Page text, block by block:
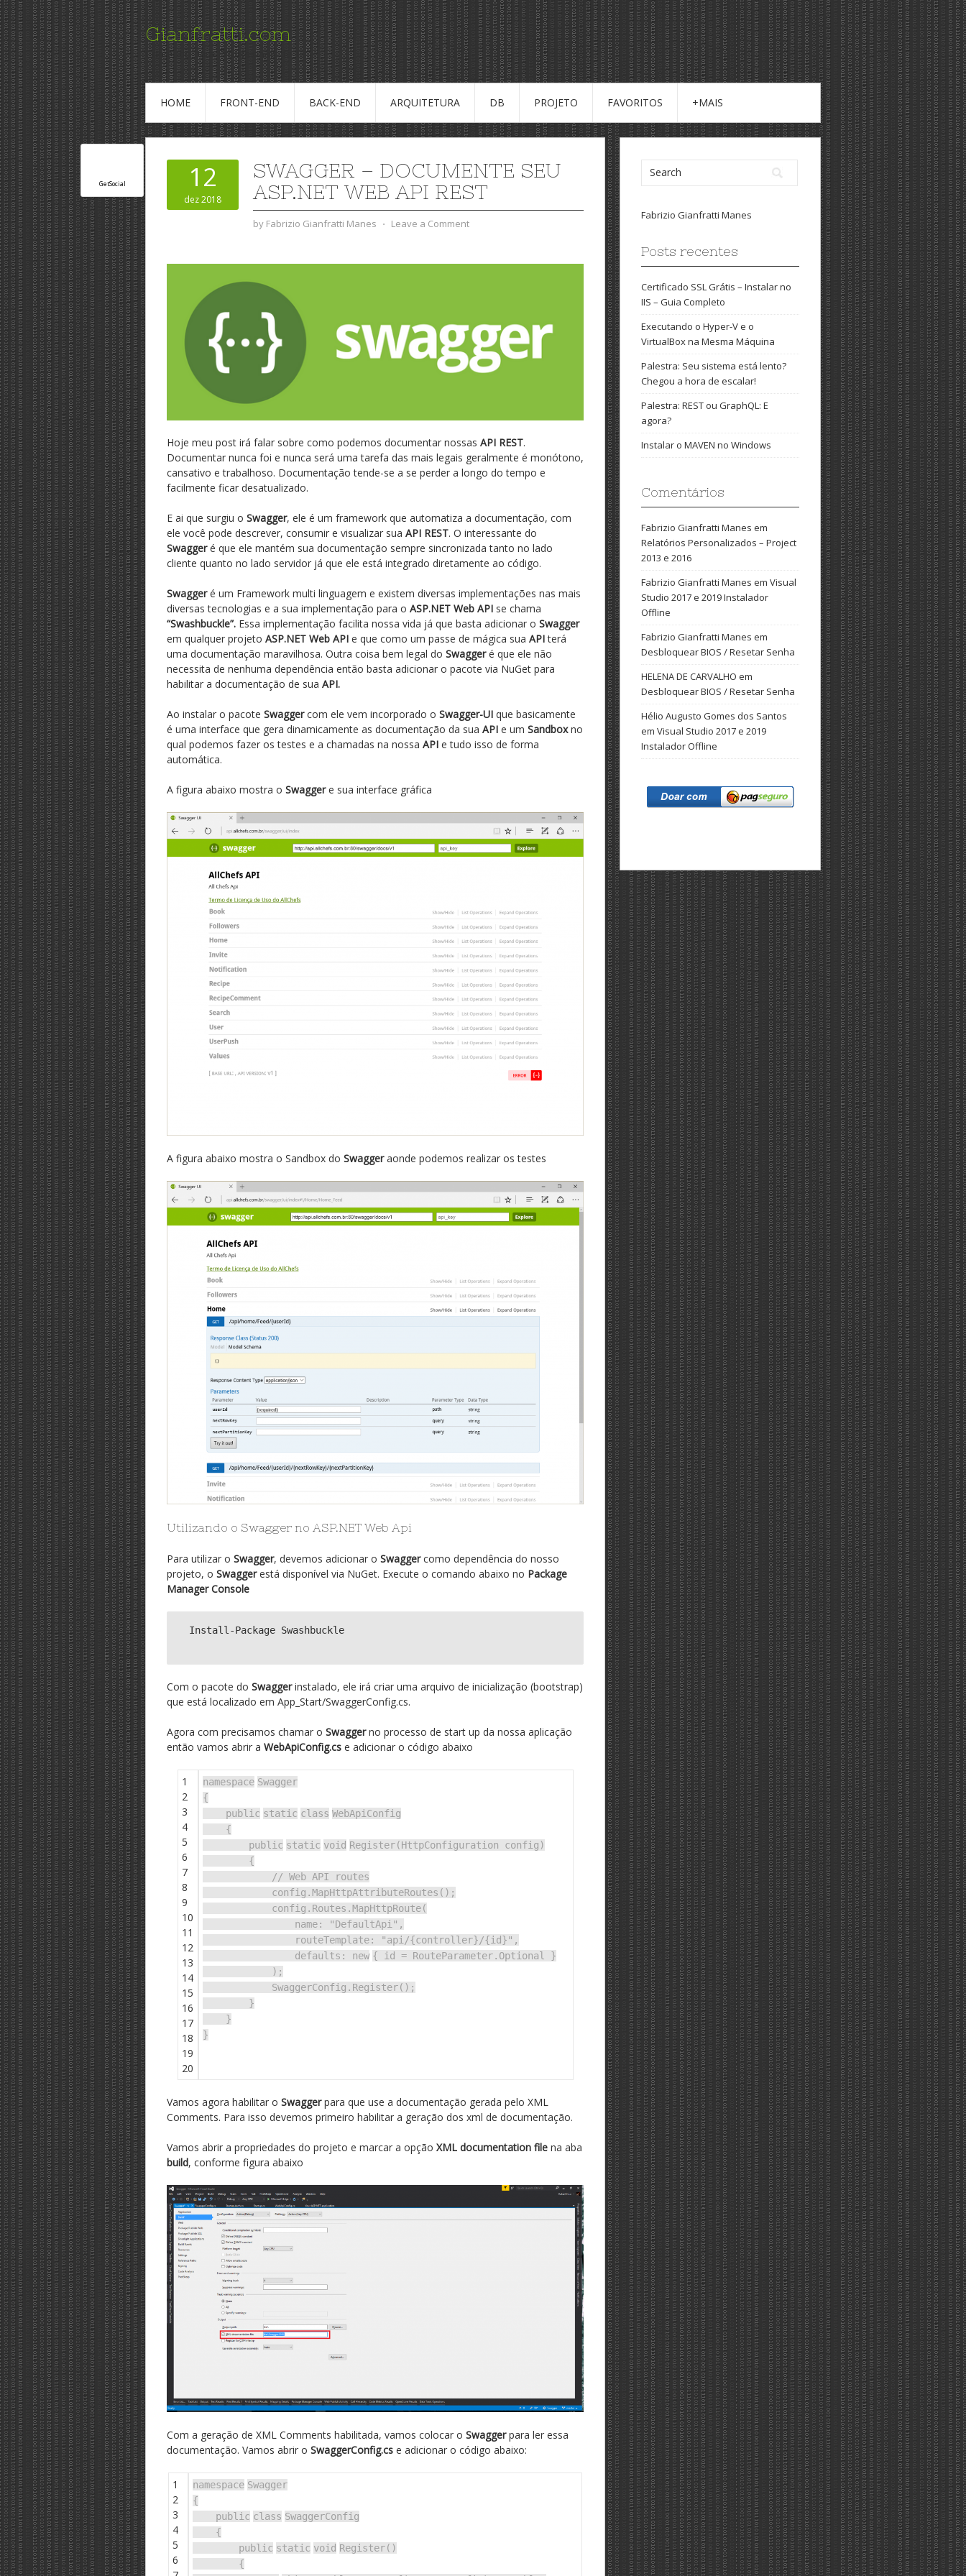
Gianfratti.com
Conteudo para Profissionais de TI
HOME FRONT-END BACK-END ARQUITETURA DB PROJETO FAVORITOS +MAIS
12
dez 2018
SWAGGER – DOCUMENTE SEU
ASP.NET WEB API REST
by Fabrizio Gianfratti Manes ⋅ Leave a Comment
Hoje meu post irá falar sobre como podemos documentar nossas API REST.
Documentar nunca foi e nunca será uma tarefa das mais legais geralmente é monótono,
cansativo e trabalhoso. Documentação tende-se a se perder a longo do tempo e
facilmente ficar desatualizado.
E ai que surgiu o Swagger, ele é um framework que automatiza a documentação, com
ele você pode descrever, consumir e visualizar sua API REST. O interessante do
Swaggeré que ele mantém sua documentação sempre sincronizada tanto no lado
cliente quanto no lado servidor já que ele está integrado diretamente ao código.
Swaggeré um Framework multi linguagem e existem diversas implementações nas mais
diversas tecnologias e a sua implementação para o ASP.NET Web API se chama
“Swashbuckle”. Essa implementação facilita nossa vida já que basta adicionar o Swagger
em qualquer projeto ASP.NET Web API e que como um passe de mágica sua APIterá
uma documentação maravilhosa. Outra coisa bem legal do Swaggeré que ele não
necessita de nenhuma dependência então basta adicionar o pacote via NuGet para
habilitar a documentação de sua API.
Ao instalar o pacote Swaggercom ele vem incorporado o Swagger-UI que basicamente
é uma interface que gera dinamicamente as documentação da sua API e um Sandboxno
qual podemos fazer os testes e a chamadas na nossa API e tudo isso de forma
automática.
A figura abaixo mostra o Swaggere sua interface gráfica
A figura abaixo mostra o Sandbox do Swaggeraonde podemos realizar os testes
Utilizando o Swagger no ASP.NET Web Api
Para utilizar o Swagger, devemos adicionar o Swaggercomo dependência do nosso
projeto, o Swaggerestá disponível via NuGet. Execute o comando abaixo no Package
Manager Console
Install-Package Swashbuckle
Com o pacote do Swaggerinstalado, ele irá criar uma arquivo de inicialização (bootstrap)
que está localizado em App_Start/SwaggerConfig.cs.
Agora com precisamos chamar o Swaggerno processo de start up da nossa aplicação
então vamos abrir a WebApiConfig.cs e adicionar o código abaixo
1
2
3
4
5
6
7
8
9
10
11
12
13
14
15
16
17
18
19
20
namespace Swagger
{
public static class WebApiConfig
{
public static void Register(HttpConfiguration config)
{
// Web API routes
config.MapHttpAttributeRoutes();
config.Routes.MapHttpRoute(
name:
"DefaultApi" ,
routeTemplate:
"api/{controller}/{id}" ,
defaults: new { id = RouteParameter.Optional }
);
SwaggerConfig.Register();
}
}
}
Vamos agora habilitar o Swaggerpara que use a documentação gerada pelo XML
Comments. Para isso devemos primeiro habilitar a geração dos xml de documentação.
Vamos abrir a propriedades do projeto e marcar a opção XML documentation file na aba
build, conforme figura abaixo
Com a geração de XML Comments habilitada, vamos colocar o Swaggerpara ler essa
documentação. Vamos abrir o SwaggerConfig.cs e adicionar o código abaixo:
1
2
3
4
5
6
namespace Swagger
{
public class SwaggerConfig
{
public static void Register()
{
Fabrizio Gianfratti Manes
Posts recentes
Certificado SSL Grátis – Instalar no
IIS – Guia Completo
Executando o Hyper-V e o
VirtualBox na Mesma Máquina
Palestra: Seu sistema está lento?
Chegou a hora de escalar!
Palestra: REST ou GraphQL: E
agora?
Instalar o MAVEN no Windows
Comentários
Fabrizio Gianfratti Manes em
Relatórios Personalizados – Project
2013 e 2016
Fabrizio Gianfratti Manes em Visual
Studio 2017 e 2019 Instalador
Offline
Fabrizio Gianfratti Manes em
Desbloquear BIOS / Resetar Senha
HELENA DE CARVALHO em
Desbloquear BIOS / Resetar Senha
Hélio Augusto Gomes dos Santos
em Visual Studio 2017 e 2019
Instalador Offline
GetSocial